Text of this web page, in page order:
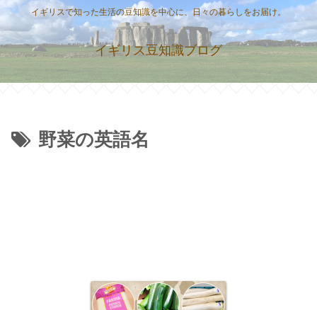
イギリスで知った生活の豆知識を中心に、日々の暮らしをお届け。
イギリス豆知識ブログ
野菜の英語名